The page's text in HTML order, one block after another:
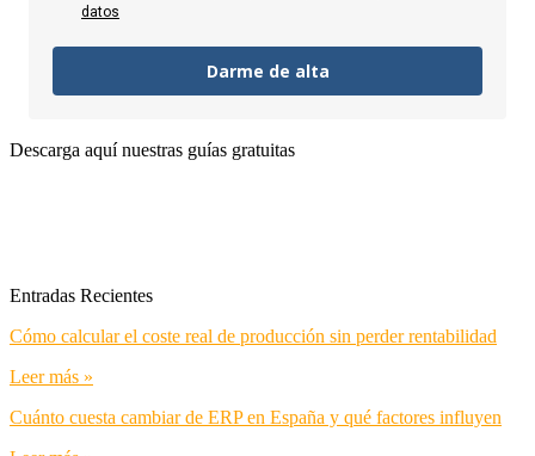
datos
Darme de alta
Descarga aquí nuestras guías gratuitas
Entradas Recientes
Cómo calcular el coste real de producción sin perder rentabilidad
Leer más »
Cuánto cuesta cambiar de ERP en España y qué factores influyen